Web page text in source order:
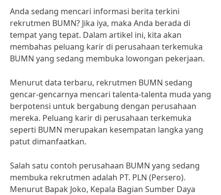
Anda sedang mencari informasi berita terkini
rekrutmen BUMN? Jika iya, maka Anda berada di
tempat yang tepat. Dalam artikel ini, kita akan
membahas peluang karir di perusahaan terkemuka
BUMN yang sedang membuka lowongan pekerjaan.
Menurut data terbaru, rekrutmen BUMN sedang
gencar-gencarnya mencari talenta-talenta muda yang
berpotensi untuk bergabung dengan perusahaan
mereka. Peluang karir di perusahaan terkemuka
seperti BUMN merupakan kesempatan langka yang
patut dimanfaatkan.
Salah satu contoh perusahaan BUMN yang sedang
membuka rekrutmen adalah PT. PLN (Persero).
Menurut Bapak Joko, Kepala Bagian Sumber Daya